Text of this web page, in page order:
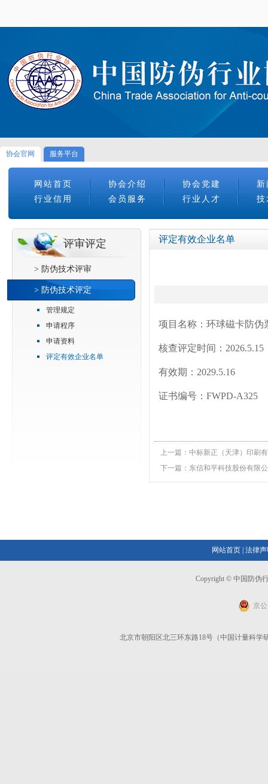
协会官网 服务平台
网站首页 协会介绍 协会党建
行业信用
会员服务 行业人才 技
评审评定
> 防伪技术评审
> 防伪技术评定
管理规定
申请程序
申请资料
评定有效企业名单
评定有效企业名单
项 目名称： 环球磁卡防伪
核查评定时间：2026.5.15
有效期： 2029.5.16
证书编号：FWPD-A325
上一篇： 中标新正（天津）印刷
下一篇： 东信和平科技股份有限
网站首页 法律
Copyright © 中国防伪
京公
北京市朝阳区北三环东路18号（中国计量科